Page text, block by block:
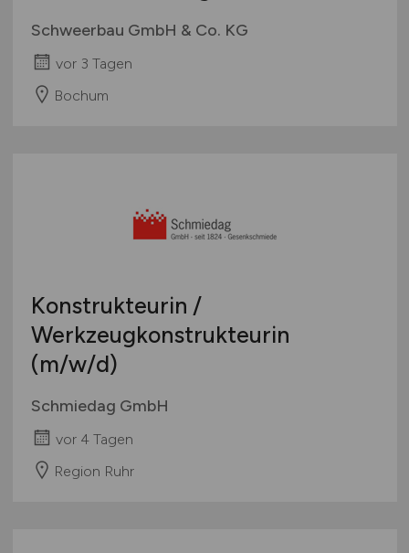
Schweerbau GmbH & Co. KG
vor 3 Tagen
Bochum
Konstrukteurin /
Werkzeugkonstrukteurin
(m/w/d)
Schmiedag GmbH
vor 4 Tagen
Region Ruhr